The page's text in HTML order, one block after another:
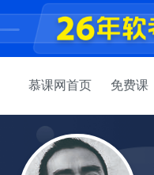
慕课网首页 免费课